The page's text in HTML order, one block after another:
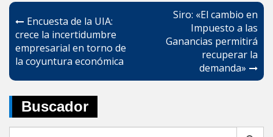
Navegación
de
entradas
Encuesta de la UIA:
crece la incertidumbre
empresarial en torno de
la coyuntura económica
Siro: «El cambio en
Impuesto a las
Ganancias permitirá
recuperar la
demanda»
Buscador